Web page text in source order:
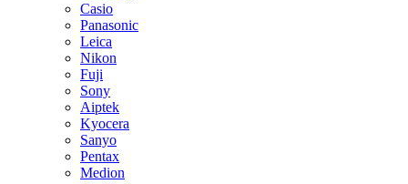
Casio
Panasonic
Leica
Nikon
Fuji
Sony
Aiptek
Kyocera
Sanyo
Pentax
Medion